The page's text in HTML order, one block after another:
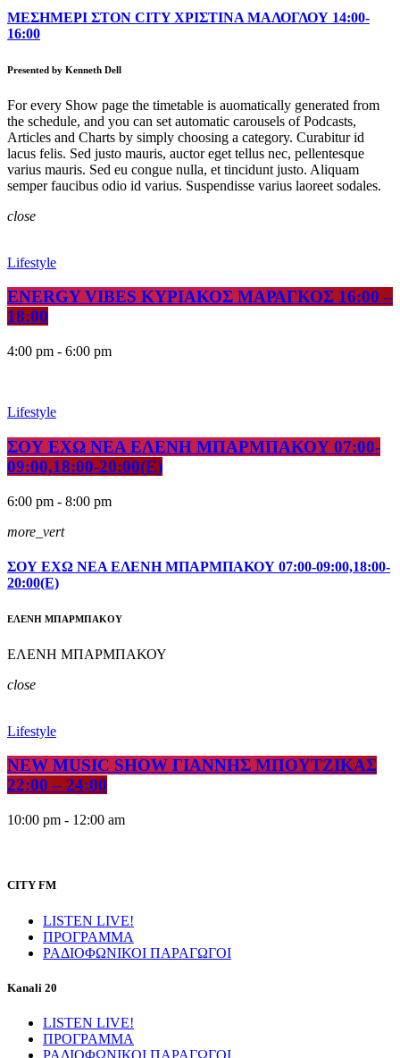
ΜΕΣΗΜΕΡΙ ΣΤΟΝ CITY ΧΡΙΣΤΙΝΑ ΜΑΛΟΓΛΟΥ 14:00-
16:00
Presented by Kenneth Dell
For every Show page the timetable is auomatically generated from
the schedule, and you can set automatic carousels of Podcasts,
Articles and Charts by simply choosing a category. Curabitur id
lacus felis. Sed justo mauris, auctor eget tellus nec, pellentesque
varius mauris. Sed eu congue nulla, et tincidunt justo. Aliquam
semper faucibus odio id varius. Suspendisse varius laoreet sodales.
close
Lifestyle
ENERGY VIBES ΚΥΡΙΑΚΟΣ ΜΑΡΑΓΚΟΣ 16:00 –
18:00
4:00 pm - 6:00 pm
Lifestyle
ΣΟΥ ΕΧΩ ΝΕΑ ΕΛΕΝΗ ΜΠΑΡΜΠΑΚΟΥ 07:00-
09:00,18:00-20:00(E)
6:00 pm - 8:00 pm
more_vert
ΣΟΥ ΕΧΩ ΝΕΑ ΕΛΕΝΗ ΜΠΑΡΜΠΑΚΟΥ 07:00-09:00,18:00-
20:00(E)
ΕΛΕΝΗ ΜΠΑΡΜΠΑΚΟΥ
ΕΛΕΝΗ ΜΠΑΡΜΠΑΚΟΥ
close
Lifestyle
NEW MUSIC SHOW ΓΙΑΝΝΗΣ ΜΠΟΥΤΖΙΚΑΣ
22:00 – 24:00
10:00 pm - 12:00 am
CITY FM
LISTEN LIVE!
ΠΡΟΓΡΑΜΜΑ
ΡΑΔΙΟΦΩΝΙΚΟΙ ΠΑΡΑΓΩΓΟΙ
Kanali 20
LISTEN LIVE!
ΠΡΟΓΡΑΜΜΑ
ΡΑΔΙΟΦΩΝΙΚΟΙ ΠΑΡΑΓΩΓΟΙ